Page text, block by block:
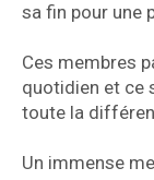
sa fin pour une
Ces membres
quotidien et ce
toute la
Un immense